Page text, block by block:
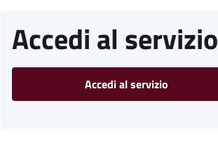
Accedi al servizio
Accedi al servizio